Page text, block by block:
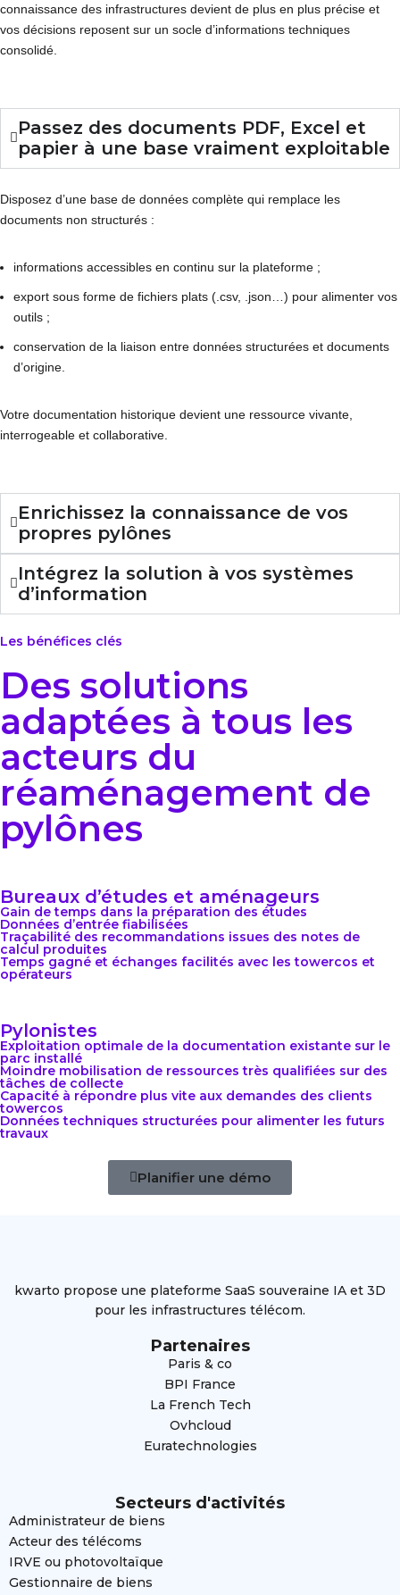
connaissance des infrastructures devient de plus en plus précise et
vos décisions reposent sur un socle d’informations techniques
consolidé.
Passez des documents PDF, Excel et
papier à une base vraiment exploitable
Disposez d’une base de données complète qui remplace les
documents non structurés :
informations accessibles en continu sur la plateforme ;
export sous forme de fichiers plats (.csv, .json…) pour alimenter vos
outils ;
conservation de la liaison entre données structurées et documents
d’origine.
Votre documentation historique devient une ressource vivante,
interrogeable et collaborative.
Enrichissez la connaissance de vos
propres pylônes
Intégrez la solution à vos systèmes
d’information
Les bénéfices clés
Des solutions
adaptées à tous les
acteurs du
réaménagement de
pylônes
Bureaux d’études et aménageurs
Gain de temps dans la préparation des études
Données d’entrée fiabilisées
Traçabilité des recommandations issues des notes de
calcul produites
Temps gagné et échanges facilités avec les towercos et
opérateurs
Pylonistes
Exploitation optimale de la documentation existante sur le
parc installé
Moindre mobilisation de ressources très qualifiées sur des
tâches de collecte
Capacité à répondre plus vite aux demandes des clients
towercos
Données techniques structurées pour alimenter les futurs
travaux
Planifier une démo
kwarto propose une plateforme SaaS souveraine IA et 3D
pour les infrastructures télécom.
Partenaires
Paris & co
BPI France
La French Tech
Ovhcloud
Euratechnologies
Secteurs d'activités
Administrateur de biens
Acteur des télécoms
IRVE ou photovoltaïque
Gestionnaire de biens